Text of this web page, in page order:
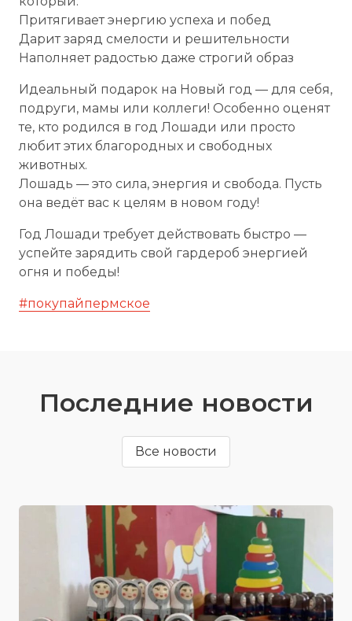
Притягивает энергию успеха и побед
Дарит заряд смелости и решительности
Наполняет радостью даже строгий образ
Идеальный подарок на Новый год — для себя,
подруги, мамы или коллеги! Особенно оценят
те, кто родился в год Лошади или просто
любит этих благородных и свободных
животных.
Лошадь — это сила, энергия и свобода. Пусть
она ведёт вас к целям в новом году!
Год Лошади требует действовать быстро —
успейте зарядить свой гардероб энергией
огня и победы!
#покупайпермское
Последние новости
Все новости